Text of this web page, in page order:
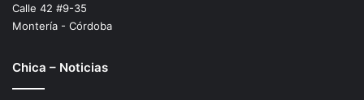
Calle 42 #9-35
Montería - Córdoba
Chica – Noticias